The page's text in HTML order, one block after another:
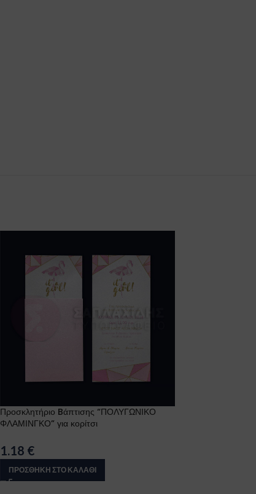
Προσκλητήριο Bάπτισης “ΠΟΛΥΓΩΝΙΚΟ
ΦΛΑΜΙΝΓΚΟ” για κορίτσι
1.18 €
ΠΡΟΣΘΉΚΗ ΣΤΟ ΚΑΛΆΘΙ